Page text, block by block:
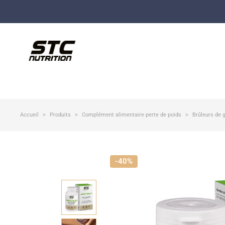
Accueil Produits Complément alimentaire perte de poids Brûleurs de
-40%